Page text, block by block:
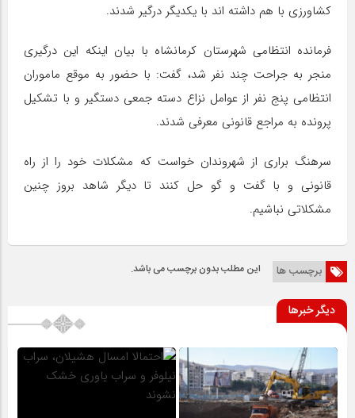
کشاورزی با هم داشته اند با یکدیگر درگیر شدند.
فرمانده انتظامی شهرستان کرمانشاه با بیان اینکه این درگیری
منجر به جراحت چند نفر شد، گفت: با حضور به موقع ماموران
انتظامی پنج نفر از عوامل نزاع دسته جمعی دستگیر و با تشکیل
پرونده به مراجع قانونی معرفی شدند.
سرهنگ براری از شهروندان خواست که مشکلات خود را از راه
قانونی و با گفت و گو حل کنند تا دیگر شاهد بروز چنین
مشکلاتی نباشیم.
برچسب ها این مطلب بدون برچسب می باشد.
دیگر خبرها